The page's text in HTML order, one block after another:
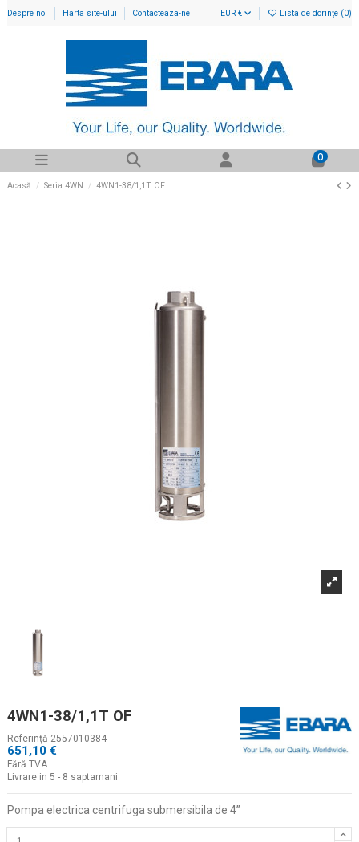
Despre noi Harta site-ului Contacteaza-ne EUR € Lista de dorințe (0)
0
Acasă Seria 4WN 4WN1-38/1,1T OF
4WN1-38/1,1T OF
Referinţă 2557010384
651,10 €
Fără TVA
Livrare in 5 - 8 saptamani
Pompa electrica centrifuga submersibila de 4”